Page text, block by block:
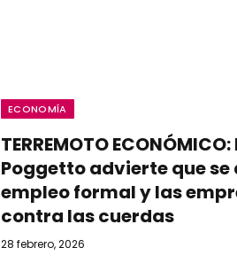
ECONOMÍA
TERREMOTO
Poggetto advierte que
empleo formal y las
contra las cuerdas
28 febrero, 2026